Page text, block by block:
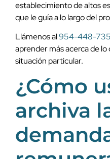
establecimiento de altos
que le guía a lo largo del
Llámenos al954-448-
aprender más acerca de
situación particular.
¿Cómo
archiva